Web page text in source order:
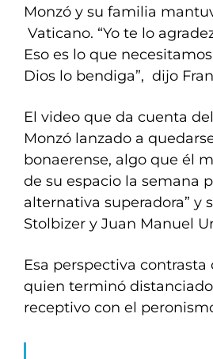
Monzó y su familia
Vaticano. “Yo te lo
Eso es lo que
Dios lo bendiga”, dijo
El video que da cuenta
Monzó lanzado a
bonaerense, algo que él
de su espacio la semana
alternativa superadora” y
Stolbizer y Juan Manuel
Esa perspectiva
quien terminó
receptivo con el